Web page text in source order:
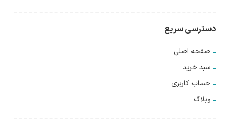
دسترسی سریع
صفحه اصلی
سبد خرید
حساب کاربری
وبلاگ